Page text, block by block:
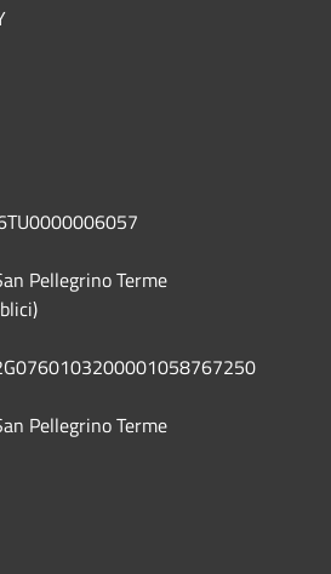
Pellegrino Terme
Pellegrino Terme